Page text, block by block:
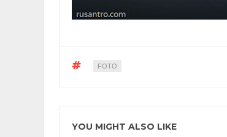
FOTO
YOU MIGHT ALSO LIKE